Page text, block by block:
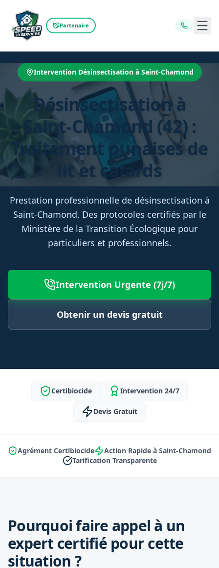
Partenaire
Intervention Désinsectisation à Saint-Chamond
Désinsectisation à
Saint-Chamond (42) :
Traitement punaises de
lit et cafards
Prestation professionnelle de désinsectisation à
Saint-Chamond. Des protocoles certifiés par le
Ministère de la Transition Écologique pour
particuliers et professionnels.
Intervention Urgente (7j/7)
Obtenir un devis gratuit
Certibiocide Intervention 24/7
Devis Gratuit
Agrément Certibiocide
Action Rapide à Saint-Chamond
Tarification Transparente
Pourquoi faire appel à un
expert certifié pour cette
situation ?